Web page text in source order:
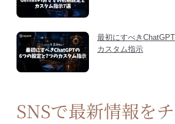
最初にすべき
カスタム指示
SNSで最新情報を